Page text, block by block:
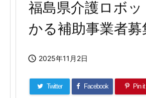
福島県介護ロボ
かる補助事業者
 2025年11月2日
Twitter Facebook Pin it